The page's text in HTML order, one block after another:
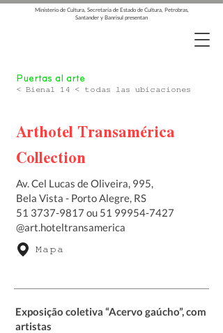
Ministerio de Cultura, Secretaría de Estado de Cultura, Petrobras,
Santander y Banrisul presentan
< Bienal 14 < todas las ubicaciones
Puertas al arte
Arthotel Transamérica
Collection
Av. Cel Lucas de Oliveira, 995,
Bela Vista - Porto Alegre, RS
51 3737-9817 ou 51 99954-7427
@art.hoteltransamerica
Mapa
Exposição coletiva “Acervo gaúcho”, com
artistas